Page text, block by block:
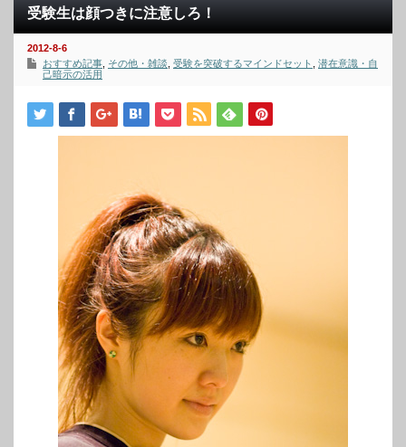
受験生は顔つきに注意しろ！
2012-8-6
おすすめ記事 その他・雑談 受験を突破するマインドセット
潜在意識・自
己暗示の活用